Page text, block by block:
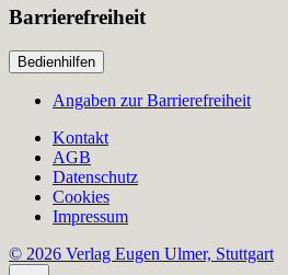
Barrierefreiheit
Bedienhilfen
Angaben zur Barrierefreiheit
Kontakt
AGB
Datenschutz
Cookies
Impressum
© 2026 Verlag Eugen Ulmer, Stuttgart